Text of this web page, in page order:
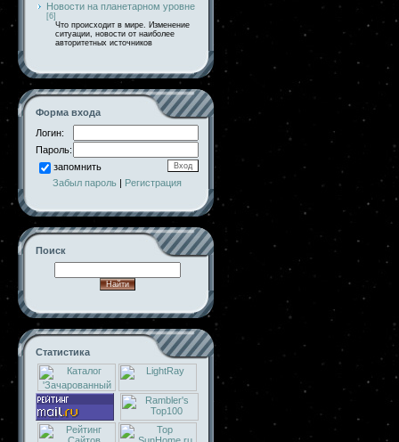
Новости на планетарном уровне
[6]
Что происходит в мире. Изменение
ситуации, новости от наиболее
авторитетных источников
Форма входа
Логин:
Пароль:
запомнить
Забыл пароль | Регистрация
Поиск
Статистика